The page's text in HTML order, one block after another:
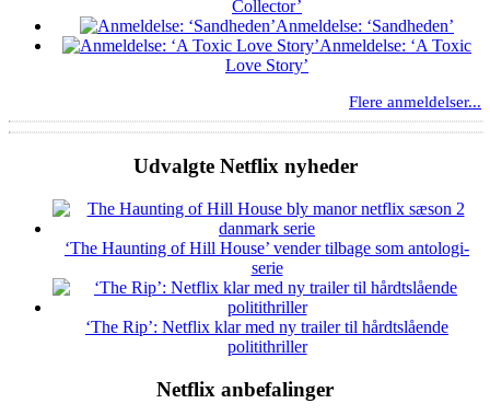
Collector’
Anmeldelse: ‘Sandheden’
Anmeldelse: ‘A Toxic
Love Story’
Flere anmeldelser...
Udvalgte Netflix nyheder
‘The Haunting of Hill House’ vender tilbage som antologi-
serie
‘The Rip’: Netflix klar med ny trailer til hårdtslående
politithriller
Netflix anbefalinger